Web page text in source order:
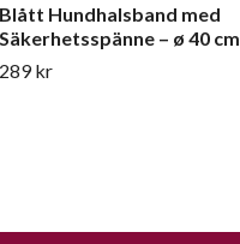
Blått Hundhalsband med
Säkerhetsspänne – ø 40 cm
289 kr